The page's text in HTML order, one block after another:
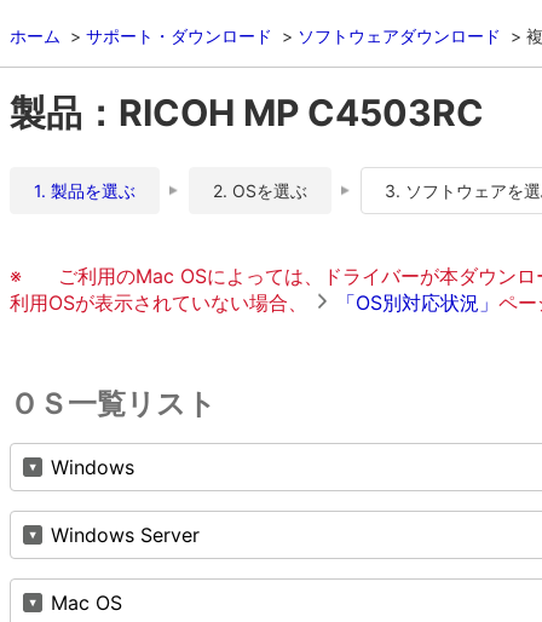
ホーム サポート・ダウンロード ソフトウェアダウンロード
製品：RICOH MP C4503RC
1. 製品を選ぶ 2. OSを選ぶ 3. ソフトウェアを
※
ご利用のMac OSによっては、ドライバーが本ダウン
利用OSが表示されていない場合、
「OS別対応状況」 ペー
ＯＳ一覧リスト
Windows
Windows Server
Mac OS